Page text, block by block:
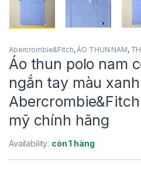
Abercrombie&Fitch,ÁO THUN NAM,
Áo thun polo nam
ngắn tay màu xanh
mỹ chính hãng
Availability: còn 1 hàng